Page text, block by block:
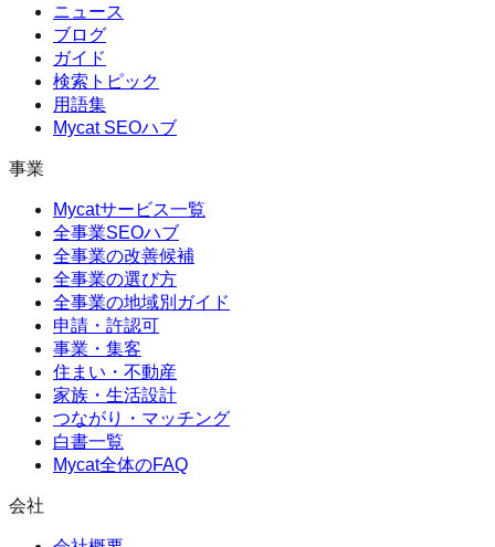
ニュース
ブログ
ガイド
検索トピック
用語集
Mycat SEOハブ
事業
Mycatサービス一覧
全事業SEOハブ
全事業の改善候補
全事業の選び方
全事業の地域別ガイド
申請・許認可
事業・集客
住まい・不動産
家族・生活設計
つながり・マッチング
白書一覧
Mycat全体のFAQ
会社